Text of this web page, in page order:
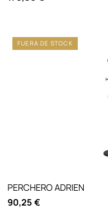
PERCHERO ADRIEN
90,25 €
FUERA DE STOCK